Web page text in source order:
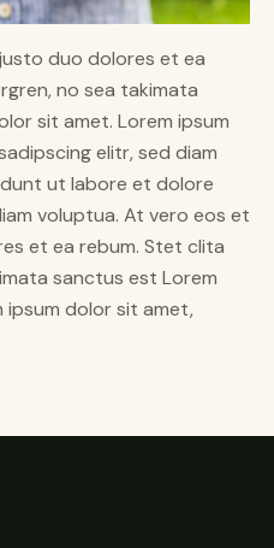
duo dolores et ea
no sea takimata
sit amet. Lorem ipsum
elitr, sed diam
ut labore et dolore
voluptua. At vero eos et
et ea rebum. Stet clita
sanctus est Lorem
ipsum dolor sit amet,